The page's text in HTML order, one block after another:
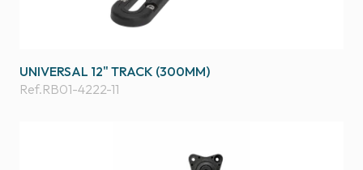
UNIVERSAL 12" TRACK (300MM)
Ref.RB01-4222-11